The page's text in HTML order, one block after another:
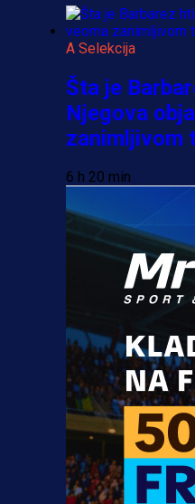
A Selekcija
Šta je
Njegova
zanimljivom
6 h 20 min